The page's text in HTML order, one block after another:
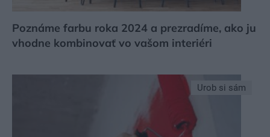
Poznáme farbu roka 2024 a prezradíme, ako ju
vhodne kombinovať vo vašom interiéri
Urob si sám